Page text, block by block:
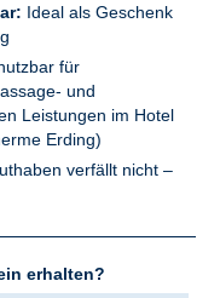
Ideal als Geschenk
für
und
Leistungen im Hotel
Erding)
verfällt nicht –
erhalten?